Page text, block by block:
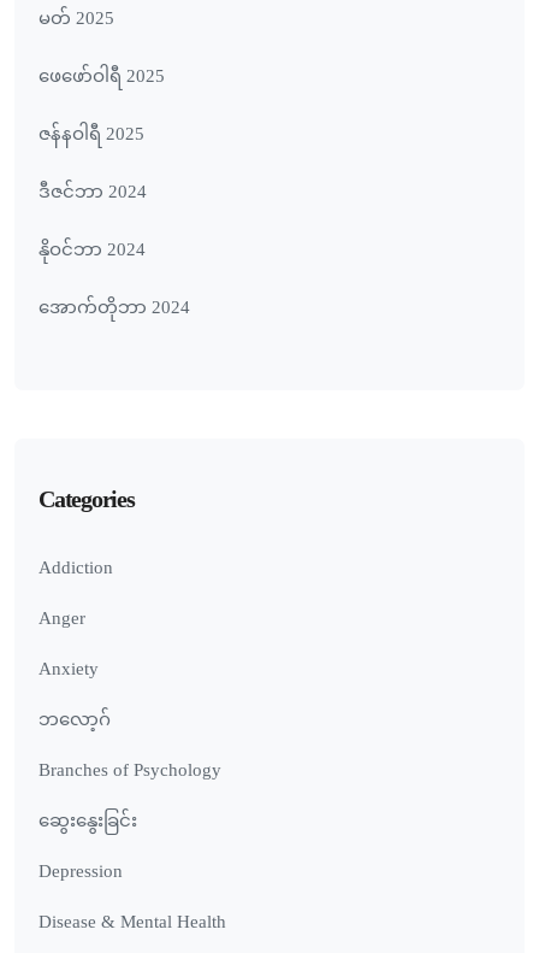
မတ် 2025
ဖေ‌ဖော်ဝါရီ 2025
ဇန်နဝါရီ 2025
ဒီဇင်ဘာ 2024
နိုဝင်ဘာ 2024
အောက်တိုဘာ 2024
Categories
Addiction
Anger
Anxiety
ဘလော့ဂ်
Branches of Psychology
ဆွေးနွေးခြင်း
Depression
Disease & Mental Health